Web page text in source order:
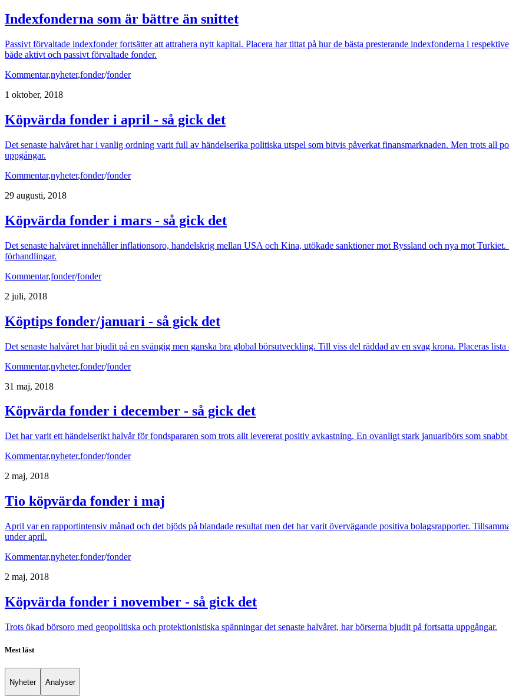
Indexfonderna som är bättre än snittet
Passivt förvaltade indexfonder fortsätter att attrahera nytt kapital. Placera har tittat på hur de bästa presterande indexfonderna i
både aktivt och passivt förvaltade fonder.
Kommentar,nyheter,fonder/fonder
1 oktober, 2018
Köpvärda fonder i april - så gick det
Det senaste halvåret har i vanlig ordning varit full av händelserika politiska utspel som bitvis påverkat finansmarknaden. Men trots all
uppgångar.
Kommentar,nyheter,fonder/fonder
29 augusti, 2018
Köpvärda fonder i mars - så gick det
Det senaste halvåret innehåller inflationsoro, handelskrig mellan USA och Kina, utökade sanktioner mot Ryssland och nya mot
förhandlingar.
Kommentar,fonder/fonder
2 juli, 2018
Köptips fonder/januari - så gick det
Det senaste halvåret har bjudit på en svängig men ganska bra global börsutveckling. Till viss del räddad av en svag krona. Placeras
Kommentar,nyheter,fonder/fonder
31 maj, 2018
Köpvärda fonder i december - så gick det
Det har varit ett händelserikt halvår för fondspararen som trots allt levererat positiv avkastning. En ovanligt stark januaribörs som
Kommentar,nyheter,fonder/fonder
2 maj, 2018
Tio köpvärda fonder i maj
April var en rapportintensiv månad och det bjöds på blandade resultat men det har varit övervägande positiva bolagsrapporter.
under april.
Kommentar,nyheter,fonder/fonder
2 maj, 2018
Köpvärda fonder i november - så gick det
Trots ökad börsoro med geopolitiska och protektionistiska spänningar det senaste halvåret, har börserna bjudit på fortsatta uppgångar.
Mest läst
Nyheter Analyser